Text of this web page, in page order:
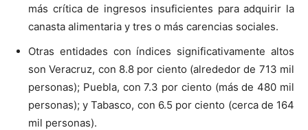
más crítica de ingresos insuficientes para adquirir la
canasta alimentaria y tres o más carencias sociales.
Otras entidades con índices significativamente altos
son Veracruz, con 8.8 por ciento (alrededor de 713 mil
personas); Puebla, con 7.3 por ciento (más de 480 mil
personas); y Tabasco, con 6.5 por ciento (cerca de 164
mil personas).